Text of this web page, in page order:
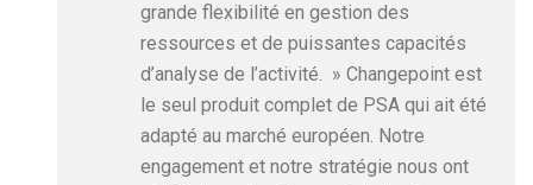
grande flexibilité en gestion des
ressources et de puissantes capacités
d’analyse de l’activité. » Changepoint est
le seul produit complet de PSA qui ait été
adapté au marché européen. Notre
engagement et notre stratégie nous ont